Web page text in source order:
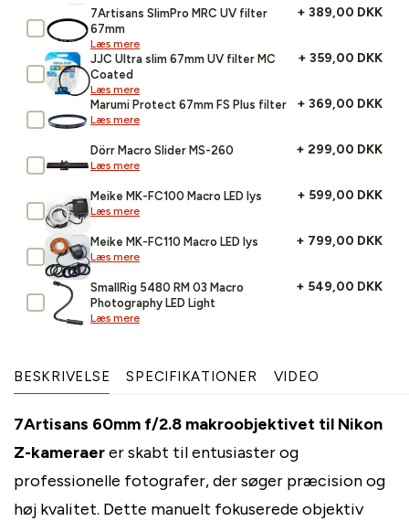
7Artisans SlimPro MRC UV filter
67mm
Læs mere
+ 389,00 DKK
JJC Ultra slim 67mm UV filter MC
Coated
Læs mere
+ 359,00 DKK
Marumi Protect 67mm FS Plus filter
Læs mere
+ 369,00 DKK
Dörr Macro Slider MS-260
Læs mere
+ 299,00 DKK
Meike MK-FC100 Macro LED lys
Læs mere
+ 599,00 DKK
Meike MK-FC110 Macro LED lys
Læs mere
+ 799,00 DKK
SmallRig 5480 RM 03 Macro
Photography LED Light
Læs mere
+ 549,00 DKK
BESKRIVELSE SPECIFIKATIONER VIDEO
7Artisans 60mm f/2.8 makroobjektivet til Nikon
Z-kameraerer skabt til entusiaster og
professionelle fotografer, der søger præcision og
høj kvalitet. Dette manuelt fokuserede objektiv